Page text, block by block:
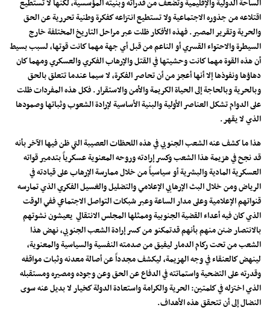
الساحة الدولية والإقليمية وتضعف من قدراته وبنيته المؤسسية، لكنها لا تستطيع
اقتلاعه من جذوره الاجتماعية ولا تستطيع انتزاعه كفكرة وطنية تحررية عن الحق
والحرية وتقرير المصير. فهذه الأفكار ظلت عبر مراحل التاريخ المختلفة خارج
السيطرة والاحتواء القسري أو الناعم من قبل أي جهة مهما كانت قوتها، لسبب بسيط
أن هذه القوة مهما كانت وحشيتها في القتل والإرهاب الفكري والعسكري ومهما كان
دهاؤها ونفوذها إلا أنها أعجز من أن تحاصر الفكرة، لا سيما عندما تتعلق بالحق
وبالحرية وبالحاجة إلى الحياة الكريمة والأمن والاستقرار. فكل هذه المفردات ظلت
على الدوام تشكل العناصر الأولية والبنية الأساسية لإرادة الشعوب وثباتها وصمودها
الذي لا يقهر.
هذا ما كشف عنه الشعب الجنوبي في هذه اللحظات العصيبة التي ظن فيها الآخر بأنه
قد نجح في هزيمة هذا الشعب وكسر إرادته وروحه المعنوية عسكرياً بتدمير قواته
العسكرية المادية والبشرية أو سياسياً من خلال ممارسة الإرهاب على قيادته في
الرياض ومن خلال البث الإرهابي الإعلامي والتضليل والغسيل الفكري الذي تمارسه
قنواتهم الإعلامية وعلى مدار الساعة وعبر شبكات التواصل الاجتماعي ففي الوقت
الذي كان فيه أعداء القضية الجنوبية وممثلها المجلس الانتقالي يعيشون نشوتهم
بالانتصار ضنن منهم بأنهم قدتمكنو من كسر إرادة الشعب الجنوبي، نهض هذا
الشعب من تحت ركام الدمار ليفيق من صدمته النفسية والسياسية والمعنوية،
لينهض كالعنقاء في وجه الهزيمة، ليكشف مجدداً عن أصالة معدنه وثبات مواقفه
وقدرته على التضحية واستماتته في الدفاع عن الحق وعن وجوده ومصيره ومستقبله
الذي اختزله في كلمتين: الحرية والكرامة واستعادة الدولة كخيار لا بديل عنه سوى
النضال إلى أن تتحقق هذه الأهداف.